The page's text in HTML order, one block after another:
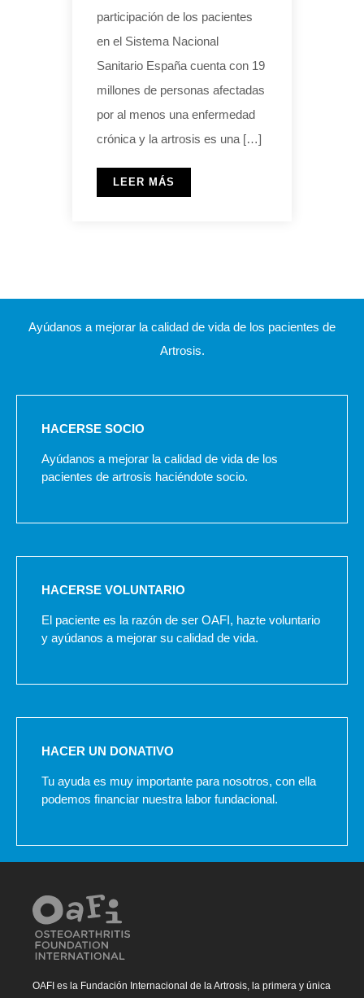
participación de los pacientes
en el Sistema Nacional
Sanitario España cuenta con 19
millones de personas afectadas
por al menos una enfermedad
crónica y la artrosis es una […]
LEER MÁS
Ayúdanos a mejorar la calidad de vida de los pacientes de
Artrosis.
HACERSE SOCIO
Ayúdanos a mejorar la calidad de vida de los
pacientes de artrosis haciéndote socio.
HACERSE VOLUNTARIO
El paciente es la razón de ser OAFI, hazte voluntario
y ayúdanos a mejorar su calidad de vida.
HACER UN DONATIVO
Tu ayuda es muy importante para nosotros, con ella
podemos financiar nuestra labor fundacional.
OAFI es la Fundación Internacional de la Artrosis, la primera y única